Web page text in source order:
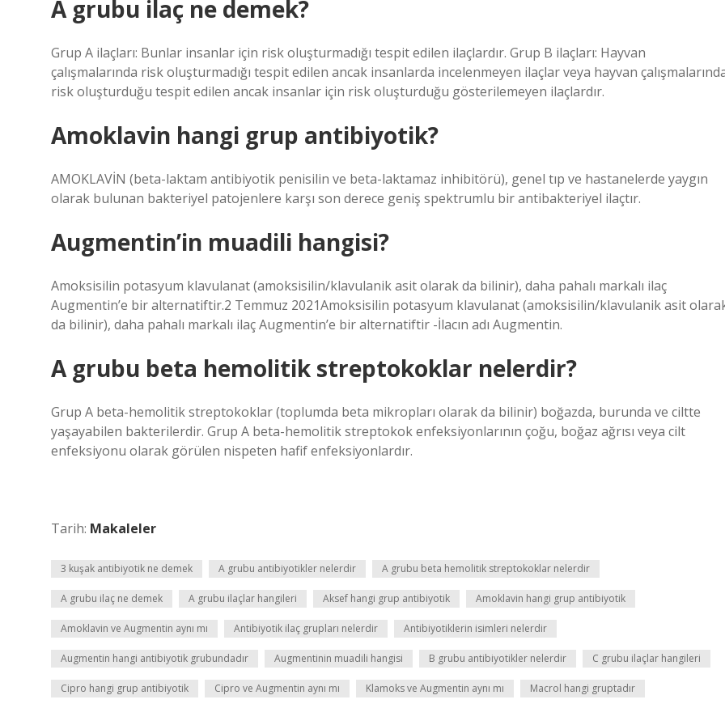
A grubu ilaç ne demek?
Grup A ilaçları: Bunlar insanlar için risk oluşturmadığı tespit edilen ilaçlardır. Grup B ilaçları: Hayvan
çalışmalarında risk oluşturmadığı tespit edilen ancak insanlarda incelenmeyen ilaçlar veya hayvan
risk oluşturduğu tespit edilen ancak insanlar için risk oluşturduğu gösterilemeyen ilaçlardır.
Amoklavin hangi grup antibiyotik?
AMOKLAVİN (beta-laktam antibiyotik penisilin ve beta-laktamaz inhibitörü), genel tıp ve hastanelerde yaygın
olarak bulunan bakteriyel patojenlere karşı son derece geniş spektrumlu bir antibakteriyel ilaçtır.
Augmentin’in muadili hangisi?
Amoksisilin potasyum klavulanat (amoksisilin/klavulanik asit olarak da bilinir), daha pahalı markalı ilaç
Augmentin’e bir alternatiftir.2 Temmuz 2021Amoksisilin potasyum klavulanat (amoksisilin/klavulanik asit
da bilinir), daha pahalı markalı ilaç Augmentin’e bir alternatiftir -İlacın adı Augmentin.
A grubu beta hemolitik streptokoklar nelerdir?
Grup A beta-hemolitik streptokoklar (toplumda beta mikropları olarak da bilinir) boğazda, burunda ve ciltte
yaşayabilen bakterilerdir. Grup A beta-hemolitik streptokok enfeksiyonlarının çoğu, boğaz ağrısı veya cilt
enfeksiyonu olarak görülen nispeten hafif enfeksiyonlardır.
Tarih: Makaleler
3 kuşak antibiyotik ne demek A grubu antibiyotikler nelerdir A grubu beta hemolitik streptokoklar nelerdir
A grubu ilaç ne demek A grubu ilaçlar hangileri Aksef hangi grup antibiyotik Amoklavin hangi grup antibiyotik
Amoklavin ve Augmentin aynı mı Antibiyotik ilaç grupları nelerdir Antibiyotiklerin isimleri nelerdir
Augmentin hangi antibiyotik grubundadır Augmentinin muadili hangisi B grubu antibiyotikler nelerdir C grubu ilaçlar hangileri
Cipro hangi grup antibiyotik Cipro ve Augmentin aynı mı Klamoks ve Augmentin aynı mı Macrol hangi gruptadır